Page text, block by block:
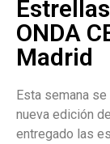
ONDA
Madrid
Esta semana
nueva edición
entregado las